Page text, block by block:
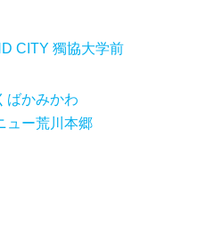
CITY 獨協大学前
ばかみかわ
ュー荒川本郷